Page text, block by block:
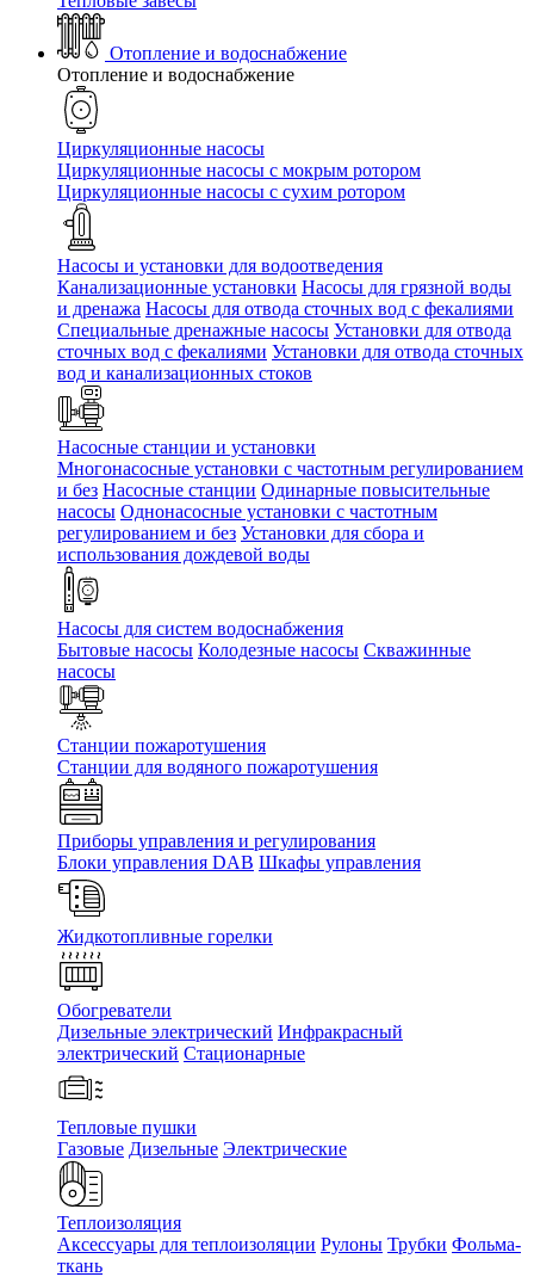
Отопление и водоснабжение
Отопление и водоснабжение
Циркуляционные насосы
Циркуляционные насосы с мокрым ротором
Циркуляционные насосы с сухим ротором
Насосы и установки для водоотведения
Канализационные установки Насосы для грязной воды
и дренажа Насосы для отвода сточных вод c фекалиями
Специальные дренажные насосы Установки для отвода
сточных вод c фекалиями Установки для отвода сточных
вод и канализационных стоков
Насосные станции и установки
Многонасосные установки с частотным регулированием
и без Насосные станции Одинарные повысительные
насосы Однонасосные установки с частотным
регулированием и без Установки для сбора и
использования дождевой воды
Насосы для систем водоснабжения
Бытовые насосы Колодезные насосы Скважинные
насосы
Станции пожаротушения
Станции для водяного пожаротушения
Приборы управления и регулирования
Блоки управления DAB Шкафы управления
Жидкотопливные горелки
Обогреватели
Дизельные электрический Инфракрасный
электрический Стационарные
Тепловые пушки
Газовые Дизельные Электрические
Теплоизоляция
Аксессуары для теплоизоляции Рулоны Трубки Фольма-
ткань